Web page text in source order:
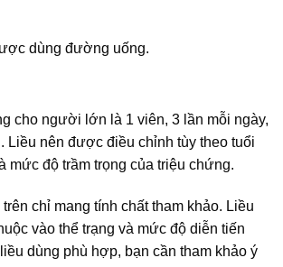
dùng đường uống.
cho người lớn là 1 viên, 3 lần mỗi ngày,
Liều nên được điều chỉnh tùy theo tuổi
mức độ trầm trọng của triệu chứng.
chỉ mang tính chất tham khảo. Liều
vào thể trạng và mức độ diễn tiến
dùng phù hợp, bạn cần tham khảo ý